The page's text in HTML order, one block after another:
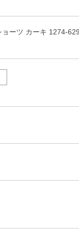
ーツ カーキ 1274-